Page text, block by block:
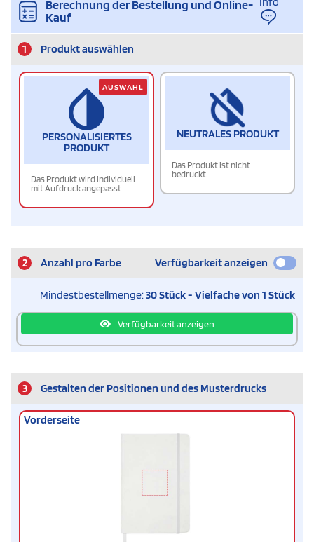
Berechnung der Bestellung und Online-
Kauf
1 Produkt auswählen
PERSONALISIERTES
PRODUKT
Das Produkt wird individuell
mit Aufdruck angepasst
AUSWAHL
NEUTRALES PRODUKT
Das Produkt ist nicht
bedruckt.
2 Anzahl pro Farbe Verfügbarkeit anzeigen
Mindestbestellmenge:30 Stück - Vielfache von 1 Stück
Verfügbarkeit anzeigen
3 Gestalten der Positionen und des Musterdrucks
Vorderseite